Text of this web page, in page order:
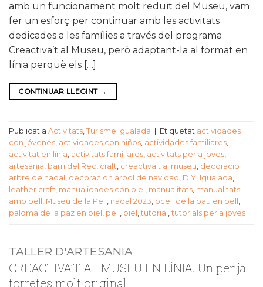
amb un funcionament molt reduït del Museu, vam
fer un esforç per continuar amb les activitats
dedicades a les famílies a través del programa
Creactiva’t al Museu, però adaptant-la al format en
línia perquè els […]
CONTINUAR LLEGINT →
Publicat a Activitats, Turisme Igualada Etiquetat actividades
con jóvenes, actividades con niños, actividades familiares,
activitat en línia, activitats familiares, activitats per a joves,
artesania, barri del Rec, craft, creactiva't al museu, decoracio
arbre de nadal , decoracion arbol de navidad , DIY, Igualada,
leather craft, manualidades con piel , manualitats, manualitats
amb pell , Museu de la Pell , nadal 2023, ocell de la pau en pell ,
paloma de la paz en piel , pell , piel , tutorial , tutorials per a joves
TALLER D'ARTESANIA
CREACTIVA’T AL MUSEU EN LÍNIA. Un penja
torretes molt original